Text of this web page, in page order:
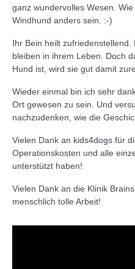
ganz wundervolles Wesen.
Windhund anders sein. :-)
Ihr Bein heilt
bleiben in ihrem Leben. Doch
Hund ist, wird sie gut damit
Wieder einmal bin ich sehr
Ort gewesen zu sein. Und
nachzudenken, wie die
Vielen Dank an kids4dogs für
Operationskosten und alle
unterstützt haben!
Vielen Dank an die Klinik
menschlich tolle Arbeit!